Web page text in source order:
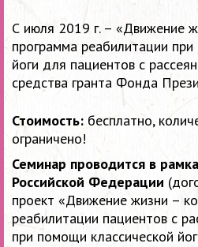
С июля 2019 г. – «Движение
программа реабилитации
йоги для пациентов с
средства гранта Фонда
Стоимость: бесплатно,
ограничено!
Семинар проводится в
Российской Федерации
проект «Движение жизни –
реабилитации пациентов с
при помощи классической